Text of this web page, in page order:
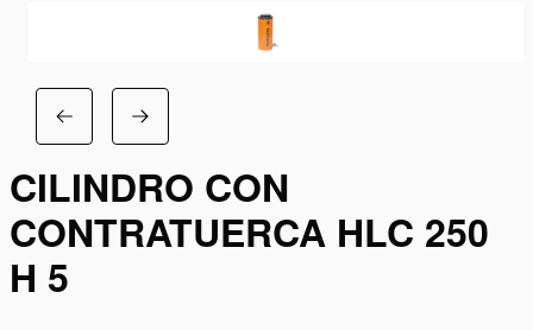
CILINDRO CON
CONTRATUERCA HLC 250
H 5